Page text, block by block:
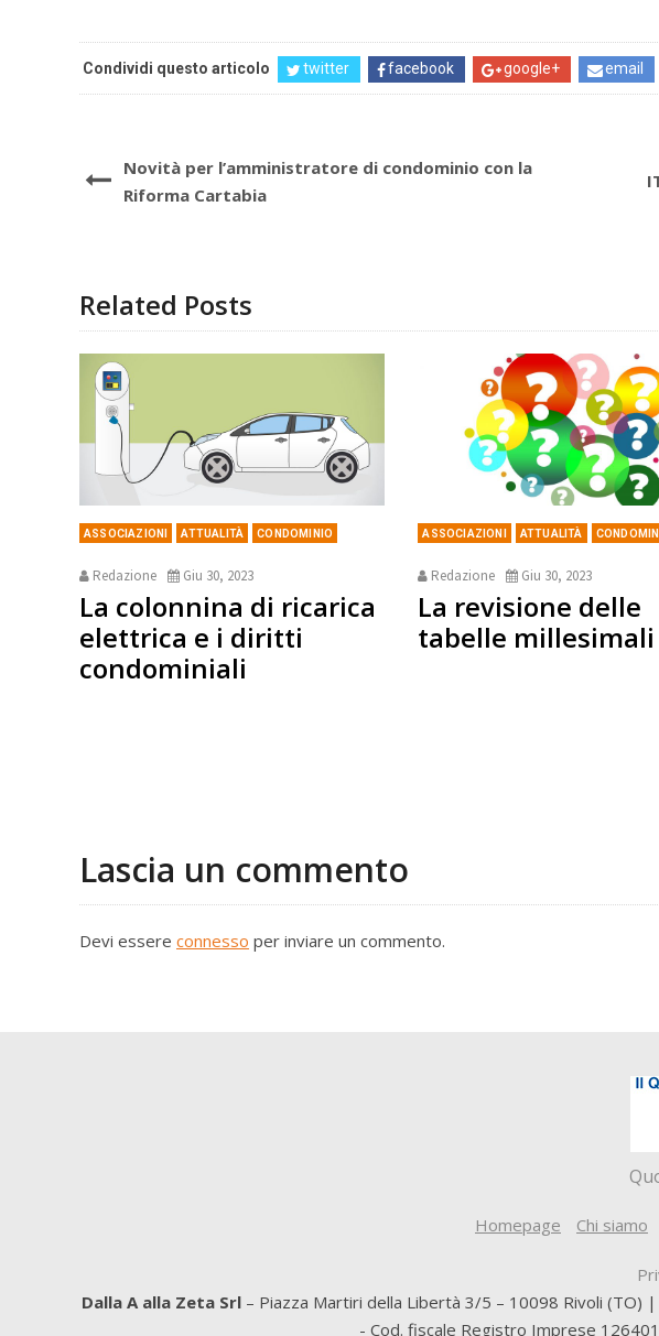
Condividi questo articolo twitter facebook google+ email
Novità per l’amministratore di condominio con la
Riforma Cartabia
Related Posts
ASSOCIAZIONI ATTUALITÀ CONDOMINIO
Redazione Giu 30, 2023
La colonnina di ricarica
elettrica e i diritti
condominiali
ASSOCIAZIONI ATTUALITÀ
Redazione Giu 30, 2023
La revisione delle
tabelle millesimali
Lascia un commento
Devi essere connesso per inviare un commento.
Homepage Chi siamo
Dalla A alla Zeta Srl– Piazza Martiri della Libertà 3/5 – 10098 Rivoli (TO)
- Cod. fiscale Registro Imprese